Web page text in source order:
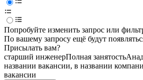
Попробуйте изменить запрос или
По вашему запросу ещё будут
Присылать вам?
старший инженерПолная занятость
названии вакансии, в названии
вакансии